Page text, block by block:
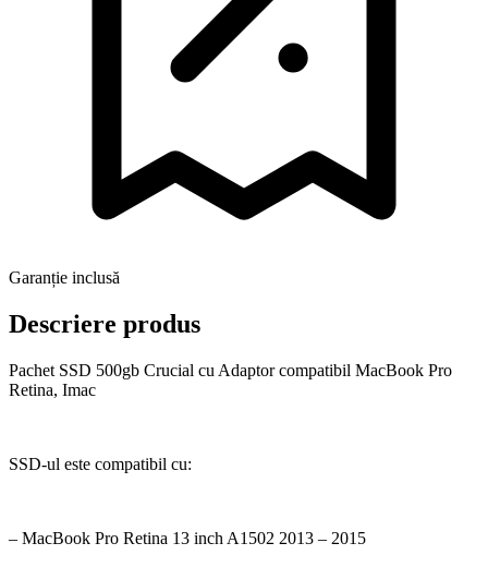
Garanție inclusă
Descriere produs
Pachet SSD 500gb Crucial cu Adaptor compatibil MacBook Pro
Retina, Imac
SSD-ul este compatibil cu:
– MacBook Pro Retina 13 inch A1502 2013 – 2015